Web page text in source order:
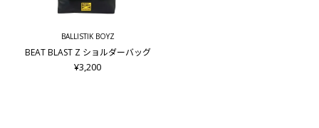
BALLISTIK BOYZ
BEAT BLAST Z ショルダーバッグ
¥3,200